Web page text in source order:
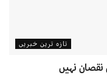
تازہ ترین خبریں
نہیں